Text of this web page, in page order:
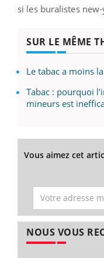
si les buralistes
SUR LE MÊME
Le tabac a moins
Tabac : pourquoi
mineurs est
Vous aimez cet
NOUS VOUS